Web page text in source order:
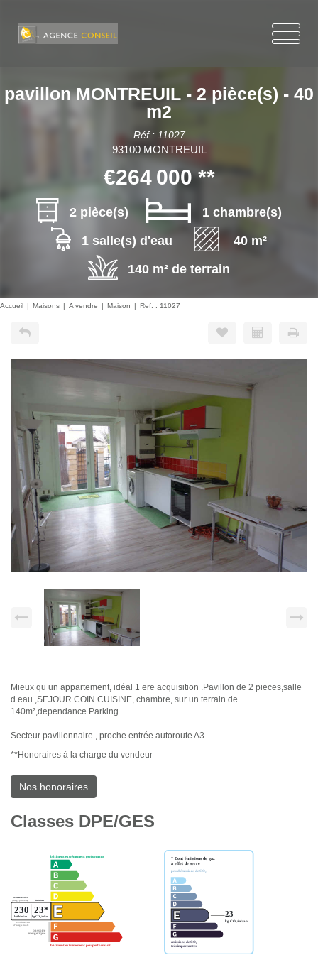
pavillon MONTREUIL - 2 pièce(s) - 40
m2
Réf : 11027
93100 MONTREUIL
€264 000**
2 pièce(s)
1 chambre(s)
1 salle(s) d'eau
40 m²
140 m² de terrain
Accueil Maisons A vendre Maison Ref. : 11027
Mieux qu un appartement, idéal 1 ere acquisition .Pavillon de 2 pieces,salle
d eau ,SEJOUR COIN CUISINE, chambre, sur un terrain de
140m²,dependance.Parking
Secteur pavillonnaire , proche entrée autoroute A3
**Honoraires à la charge du vendeur
Nos honoraires
Classes DPE/GES